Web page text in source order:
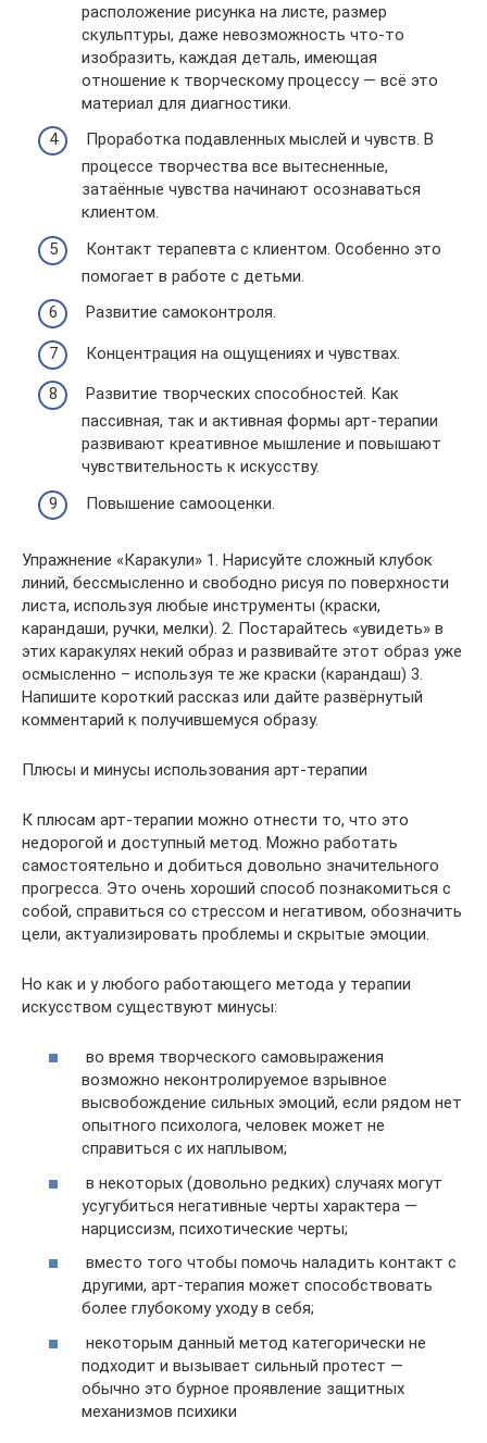
расположение рисунка на листе, размер
скульптуры, даже невозможность что-то
изобразить, каждая деталь, имеющая
отношение к творческому процессу — всё это
материал для диагностики.
Проработка подавленных мыслей и чувств. В
процессе творчества все вытесненные,
затаённые чувства начинают осознаваться
клиентом.
Контакт терапевта с клиентом. Особенно это
помогает в работе с детьми.
Развитие самоконтроля.
Концентрация на ощущениях и чувствах.
Развитие творческих способностей. Как
пассивная, так и активная формы арт-терапии
развивают креативное мышление и повышают
чувствительность к искусству.
Повышение самооценки.
Упражнение «Каракули» 1. Нарисуйте сложный клубок
линий, бессмысленно и свободно рисуя по поверхности
листа, используя любые инструменты (краски,
карандаши, ручки, мелки). 2. Постарайтесь «увидеть» в
этих каракулях некий образ и развивайте этот образ уже
осмысленно – используя те же краски (карандаш) 3.
Напишите короткий рассказ или дайте развёрнутый
комментарий к получившемуся образу.
Плюсы и минусы использования арт-терапии
К плюсам арт-терапии можно отнести то, что это
недорогой и доступный метод. Можно работать
самостоятельно и добиться довольно значительного
прогресса. Это очень хороший способ познакомиться с
собой, справиться со стрессом и негативом, обозначить
цели, актуализировать проблемы и скрытые эмоции.
Но как и у любого работающего метода у терапии
искусством существуют минусы:
во время творческого самовыражения
возможно неконтролируемое взрывное
высвобождение сильных эмоций, если рядом нет
опытного психолога, человек может не
справиться с их наплывом;
в некоторых (довольно редких) случаях могут
усугубиться негативные черты характера —
нарциссизм, психотические черты;
вместо того чтобы помочь наладить контакт с
другими, арт-терапия может способствовать
более глубокому уходу в себя;
некоторым данный метод категорически не
подходит и вызывает сильный протест —
обычно это бурное проявление защитных
механизмов психики